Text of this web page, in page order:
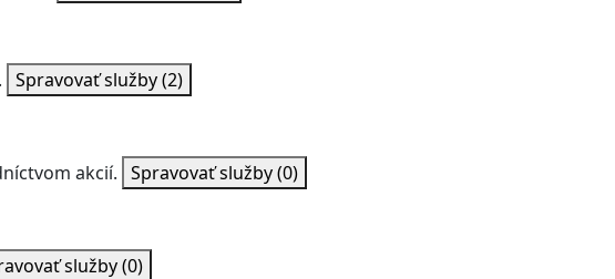
Spravovať služby(2)
akcií. Spravovať služby(0)
služby(0)